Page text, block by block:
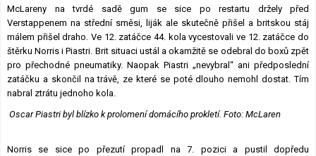
McLareny na tvrdé sadě gum se sice po restartu držely před
Verstappenem na střední směsi, liják ale skutečně přišel a britskou stáj
málem přišel draho. Ve 12. zatáčce 44. kola vycestovali ve 12. zatáčce do
štěrku Norris i Piastri. Brit situaci ustál a okamžitě se odebral do boxů zpět
pro přechodné pneumatiky. Naopak Piastri „nevybral“ ani předposlední
zatáčku a skončil na trávě, ze které se poté dlouho nemohl dostat. Tím
nabral ztrátu jednoho kola.
Oscar Piastri byl blízko k prolomení domácího prokletí. Foto: McLaren
Norris se sice po přezutí propadl na 7. pozici a pustil dopředu